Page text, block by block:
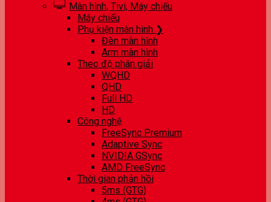
Màn hình, Tivi, Máy chiếu
Máy chiếu
Phụ kiện màn hình ❯
Đèn màn hình
Arm màn hình
Theo độ phân giải
WQHD
QHD
Full HD
HD
Công nghệ
FreeSync Premium
Adaptive Sync
NVIDIA GSync
AMD FreeSync
Thời gian phản hồi
5ms (GTG)